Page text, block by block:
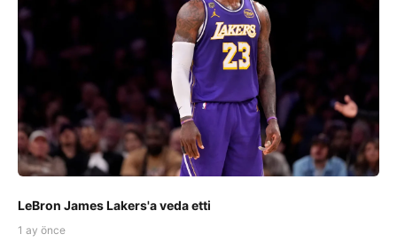
LeBron James Lakers'a veda etti
1 ay önce